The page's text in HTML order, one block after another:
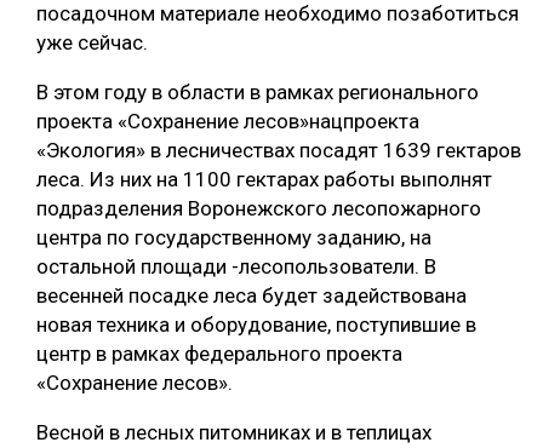
ЛЕСОПИЛЕНИЕ
БЕЗОПАСНОЕ ПРОИЗВОДСТВО
СУШКА ДРЕВЕСИНЫ
МЕБЕЛЬНОЕ ПРОИЗВОДСТВО
посадочном материале необходимо позаботиться
уже сейчас.
В этом году в области в рамках регионального
проекта «Сохранение лесов»нацпроекта
«Экология» в лесничествах посадят 1639 гектаров
леса. Из них на 1100 гектарах работы выполнят
подразделения Воронежского лесопожарного
центра по государственному заданию, на
остальной площади -лесопользователи. В
весенней посадке леса будет задействована
новая техника и оборудование, поступившие в
центр в рамках федерального проекта
«Сохранение лесов».
Весной в лесных питомниках и в теплицах